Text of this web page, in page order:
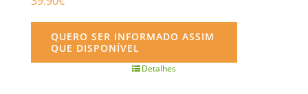
QUERO SER INFORMADO ASSIM
QUE DISPONÍVEL
Detalhes